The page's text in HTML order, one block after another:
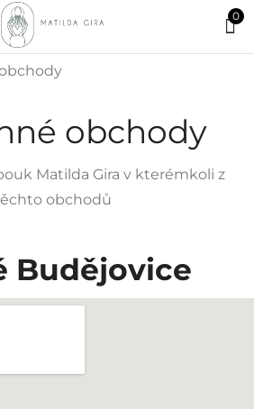
0
obchody
Matilda Gira v kterémkoli z
obchodů
Budějovice